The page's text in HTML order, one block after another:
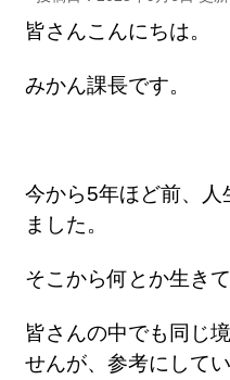
皆さんこんにちは。
みかん課長です。
今から5年ほど前、人
ました。
そこから何とか生きて
皆さんの中でも同じ
せんが、参考にして